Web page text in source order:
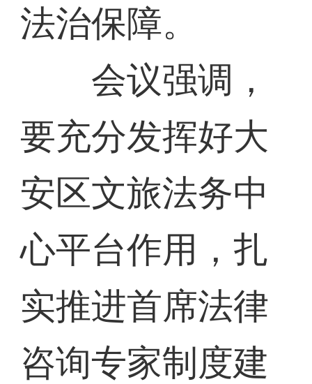
法治保障。
会议强调，
要充分发挥好大
安区文旅法务中
心平台作用，扎
实推进首席法律
咨询专家制度建